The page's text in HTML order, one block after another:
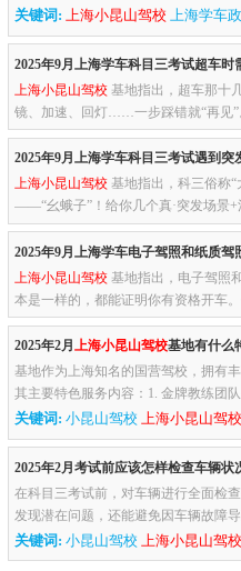
校成本嗖嗖往上窜。想省钱？可以，
关键词: 上海小昆山驾校 上海学车
2025年9月上海学车科目三考试超车时
上海小昆山驾校 基地指出，超车那十
镜、加速、回灯……一步踩错就“再见”
瞄-档-油-回-距，顺序别乱，心里就
2025年9月上海学车科目三考试遇到突
上海小昆山驾校 基地指出，科三俗称
——“幺蛾子”！给你几个真·突发场景
熄火绿灯一亮，脚一抖——熄了！别
2025年9月上海学车电子驾照和纸质驾
上海小昆山驾校 基地指出，电子驾照
本是一样的，都能证明你有资格开车
捋哈～电子驾照：就像你手机里的一
2025年2月上海小昆山驾校基地有什么
基地作为上海知名的国营驾校，拥有
其主要特色服务内容：1. 金牌教练团
教练拥有30年以上的驾驶培训经验。
关键词: 小昆山驾校上海小昆山驾校
2025年2月考试前应该怎样检查车辆状
在科目三考试前，对车辆进行全面检
发现潜在问题，还能避免因车辆故障
查步骤和注意事项：一、绕车一周检
关键词: 小昆山驾校 上海小昆山驾校